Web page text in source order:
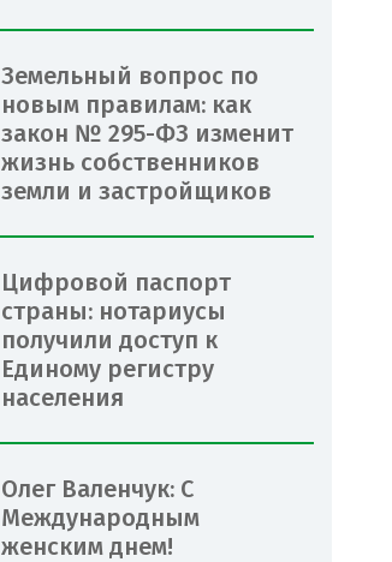
Земельный вопрос по
новым правилам: как
закон № 295-ФЗ изменит
жизнь собственников
земли и застройщиков
Цифровой паспорт
страны: нотариусы
получили доступ к
Единому регистру
населения
Олег Валенчук: С
Международным
женским днем!